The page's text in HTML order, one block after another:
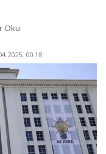
Oku
00:18